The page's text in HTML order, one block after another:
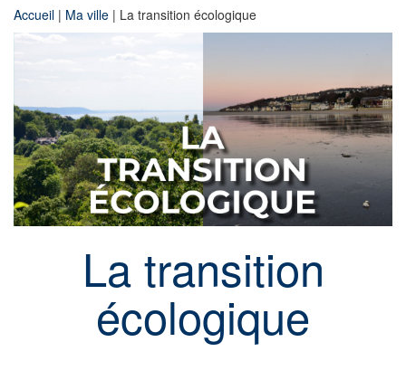
Accueil | Ma ville | La transition écologique
La transition
écologique